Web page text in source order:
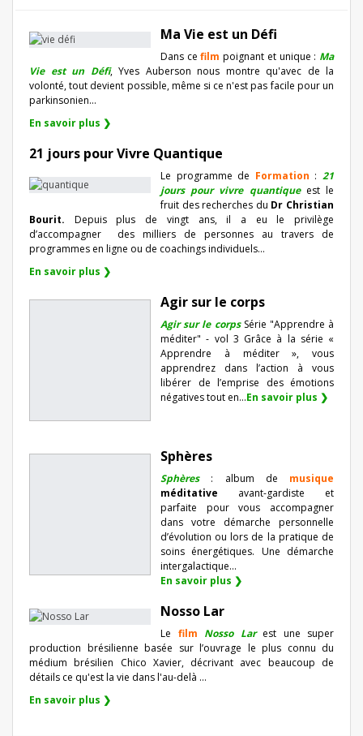
Ma Vie est un Défi
Dans cefilm poignant et unique : Ma
Vie est un Défi, Yves Auberson nous montre qu'avec de la
volonté, tout devient possible, même si ce n'est pas facile pour un
parkinsonien…
En savoir plus ❯
21 jours pour Vivre Quantique
Le programme de Formation :21
jours pour vivre quantiqueest le
fruit des recherches du Dr Christian
Bourit. Depuis plus de vingt ans, il a eu le privilège
d’accompagner
des milliers de personnes au travers de
programmes en ligne ou de coachings individuels…
En savoir plus ❯
Agir sur le corps
Agir sur le corpsSérie "Apprendre à
méditer" - vol 3 Grâce à la série «
Apprendre à méditer », vous
apprendrez dans l’action à vous
libérer de l’emprise des émotions
négatives tout en...En savoir plus ❯
Sphères
Sphères: album de musique
méditative avant-gardiste et
parfaite pour vous accompagner
dans votre démarche personnelle
d’évolution ou lors de la pratique de
soins énergétiques. Une démarche
intergalactique...
En savoir plus ❯
Nosso Lar
Le film Nosso Lar est une super
production brésilienne basée sur l’ouvrage le plus connu du
médium brésilien Chico Xavier, décrivant avec beaucoup de
détails ce qu'est la vie dans l'au-delà ...
En savoir plus ❯